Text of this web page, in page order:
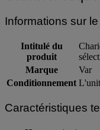
Informations sur le
Intitulé du
produit
sélectif
Marque
Var
Caractéristiques